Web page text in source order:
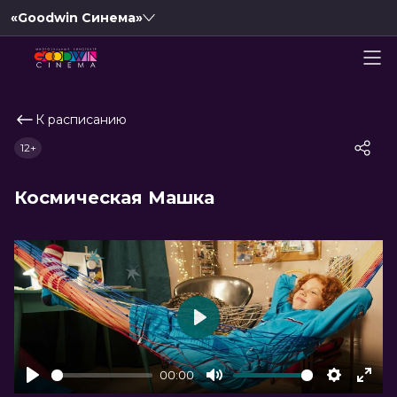
«Goodwin Синема»
К расписанию
Космическая Машка
12+
00:00
Play